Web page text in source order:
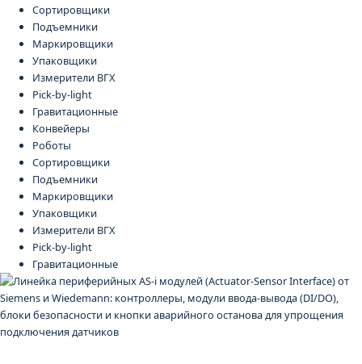
Сортировщики
Подъемники
Маркировщики
Упаковщики
Измерители ВГХ
Pick-by-light
Гравитационные
Конвейеры
Роботы
Сортировщики
Подъемники
Маркировщики
Упаковщики
Измерители ВГХ
Pick-by-light
Гравитационные